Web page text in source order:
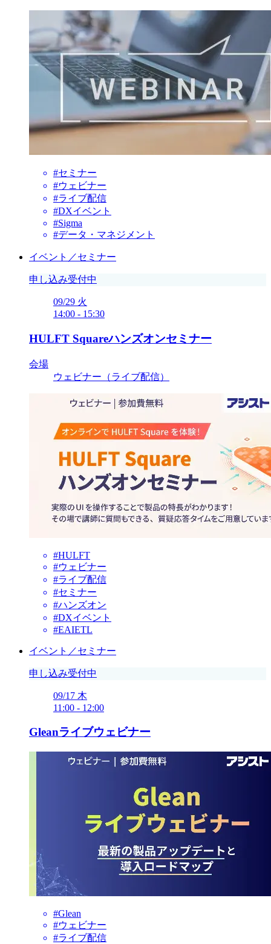
#セミナー
#ウェビナー
#ライブ配信
#DXイベント
#Sigma
#データ・マネジメント
イベント／セミナー
申し込み受付中
09/29 火
14:00 - 15:30
HULFT Squareハンズオンセミナー
会場
ウェビナー（ライブ配信）
#HULFT
#ウェビナー
#ライブ配信
#セミナー
#ハンズオン
#DXイベント
#EAIETL
イベント／セミナー
申し込み受付中
09/17 木
11:00 - 12:00
Gleanライブウェビナー
#Glean
#ウェビナー
#ライブ配信